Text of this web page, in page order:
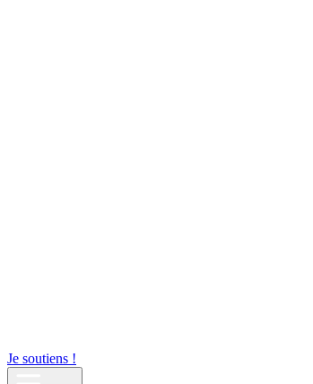
Je soutiens !